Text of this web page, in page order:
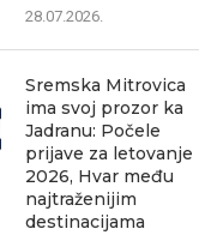
28.07.2026.
Sremska Mitrovica
ima svoj prozor ka
Jadranu: Počele
prijave za letovanje
2026, Hvar među
najtraženijim
destinacijama